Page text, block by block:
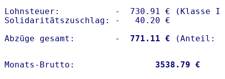
Lohnsteuer:           -  730.91 € (Klasse I)
Solidaritätszuschlag: -   40.20 €
Abzüge gesamt:        -
  771.11 €
Monats-Brutto: 3538.79 €